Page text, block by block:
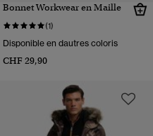
Bonnet Workwear en Maille
(1)
Disponible en dautres coloris
CHF 29,90